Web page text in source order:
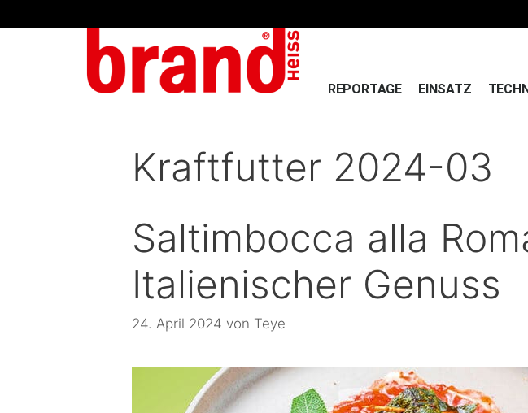
REPORTAGE EINSATZ
Kraftfutter 2024-03
Saltimbocca alla
Italienischer Genuss
24. April 2024 von Teye